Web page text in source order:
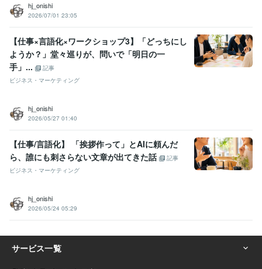
hj_onishi
2026/07/01 23:05
【仕事×言語化×ワークショップ3】「どっちにし
ようか？」堂々巡りが、問いで「明日の一
手」...
記事
ビジネス・マーケティング
hj_onishi
2026/05/27 01:40
【仕事/言語化】 「挨拶作って」とAIに頼んだ
ら、誰にも刺さらない文章が出てきた話
記事
ビジネス・マーケティング
hj_onishi
2026/05/24 05:29